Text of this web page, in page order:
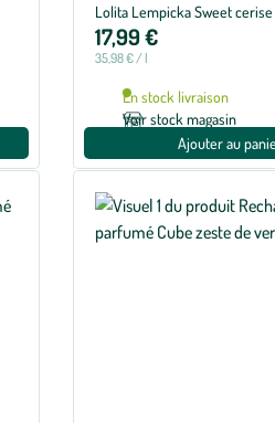
Lolita Lempicka Sweet
ml
17,99 €
35,98 € / l
En stock livraison
Voir stock magasin
Ajouter au